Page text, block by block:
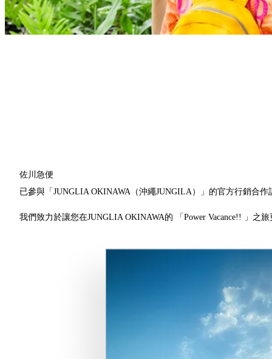
佐川急便
已參與「JUNGLIA OKINAWA（沖繩JUNGILA）」的官方行銷合作
我們致力於讓您在JUNGLIA OKINAWA的 「Power Vacance!! 」之